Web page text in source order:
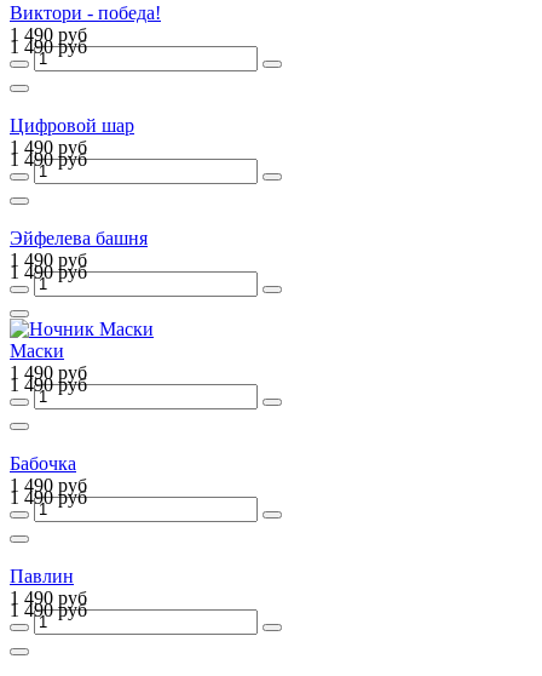
Виктори - победа!
1 490 руб
1 490 руб
Цифровой шар
1 490 руб
1 490 руб
Эйфелева башня
1 490 руб
1 490 руб
Маски
1 490 руб
1 490 руб
Бабочка
1 490 руб
1 490 руб
Павлин
1 490 руб
1 490 руб